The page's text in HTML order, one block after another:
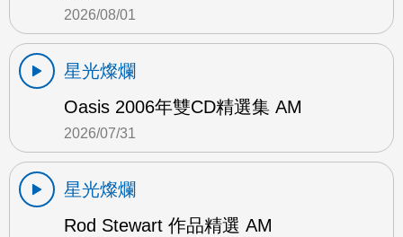
2026/08/01
星光燦爛
Oasis 2006年雙CD精選集 AM
2026/07/31
星光燦爛
Rod Stewart 作品精選 AM